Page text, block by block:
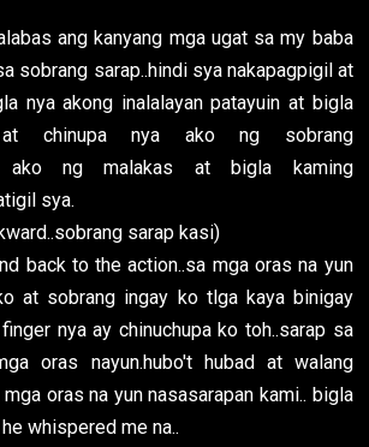
ang kanyang mga ugat sa my baba
sobrang sarap..hindi sya nakapagpigil at
nya akong inalalayan patayuin at bigla
chinupa nya ako ng sobrang
ako ng malakas at bigla kaming
sya.
sarap kasi)
back to the action..sa mga oras na yun
at sobrang ingay ko tlga kaya binigay
nya ay chinuchupa ko toh..sarap sa
oras nayun.hubo't hubad at walang
oras na yun nasasarapan kami.. bigla
whispered me na..